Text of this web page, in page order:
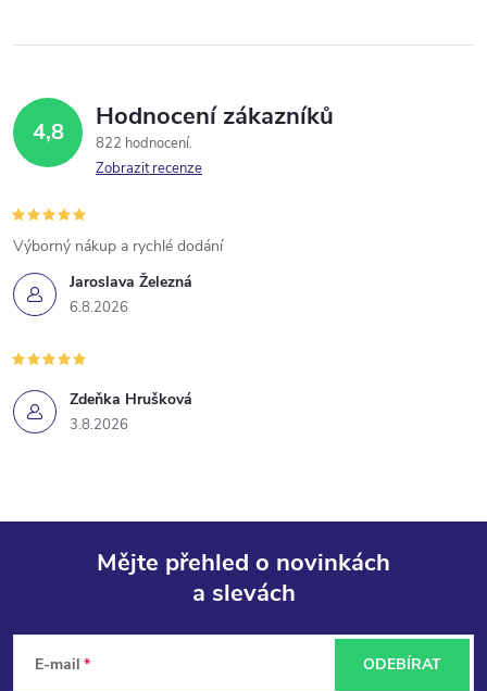
4,8 Hodnocení zákazníků
822 hodnocení
Zobrazit recenze
Jaroslava Železná
6.8.2026
Výborný nákup a rychlé dodání
Zdeňka Hrušková
3.8.2026
Mějte přehled o novinkách
a slevách
E-mail ODEBÍRAT